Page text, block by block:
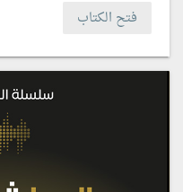
فتح الكتاب